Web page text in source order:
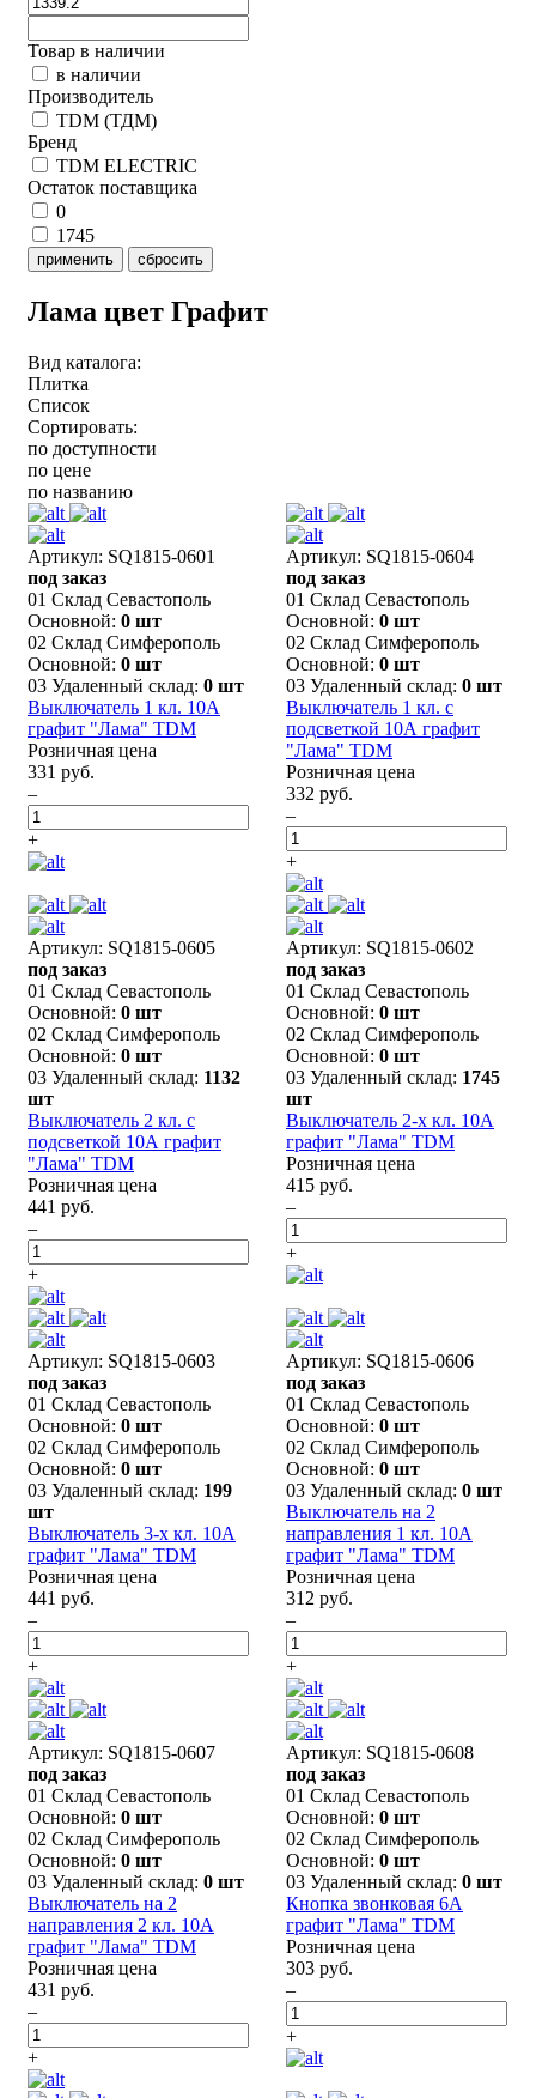
Товар в наличии
в наличии
Производитель
TDM (ТДМ)
Бренд
TDM ELECTRIC
Остаток поставщика
0
1745
применить сбросить
Лама цвет Графит
Вид каталога:
Плитка
Список
Сортировать:
по доступности
по цене
по названию
Артикул: SQ1815-0601
под заказ
01 Склад Севастополь
Основной: 0 шт
02 Склад Симферополь
Основной: 0 шт
03 Удаленный склад: 0 шт
Выключатель 1 кл. 10А
графит "Лама" TDM
Розничная цена
331 руб.
–
+
Артикул: SQ1815-0604
под заказ
01 Склад Севастополь
Основной: 0 шт
02 Склад Симферополь
Основной: 0 шт
03 Удаленный склад: 0 шт
Выключатель 1 кл. с
подсветкой 10А графит
"Лама" TDM
Розничная цена
332 руб.
–
+
Артикул: SQ1815-0605
под заказ
01 Склад Севастополь
Основной: 0 шт
02 Склад Симферополь
Основной: 0 шт
03 Удаленный склад: 1132
шт
Выключатель 2 кл. с
подсветкой 10А графит
"Лама" TDM
Розничная цена
441 руб.
–
+
Артикул: SQ1815-0602
под заказ
01 Склад Севастополь
Основной: 0 шт
02 Склад Симферополь
Основной: 0 шт
03 Удаленный склад: 1745
шт
Выключатель 2-х кл. 10А
графит "Лама" TDM
Розничная цена
415 руб.
–
+
Артикул: SQ1815-0603
под заказ
01 Склад Севастополь
Основной: 0 шт
02 Склад Симферополь
Основной: 0 шт
03 Удаленный склад: 199
шт
Выключатель 3-х кл. 10А
графит "Лама" TDM
Розничная цена
441 руб.
–
+
Артикул: SQ1815-0606
под заказ
01 Склад Севастополь
Основной: 0 шт
02 Склад Симферополь
Основной: 0 шт
03 Удаленный склад: 0 шт
Выключатель на 2
направления 1 кл. 10А
графит "Лама" TDM
Розничная цена
312 руб.
–
+
Артикул: SQ1815-0607
под заказ
01 Склад Севастополь
Основной: 0 шт
02 Склад Симферополь
Основной: 0 шт
03 Удаленный склад: 0 шт
Выключатель на 2
направления 2 кл. 10А
графит "Лама" TDM
Розничная цена
431 руб.
–
+
Артикул: SQ1815-0608
под заказ
01 Склад Севастополь
Основной: 0 шт
02 Склад Симферополь
Основной: 0 шт
03 Удаленный склад: 0 шт
Кнопка звонковая 6А
графит "Лама" TDM
Розничная цена
303 руб.
–
+